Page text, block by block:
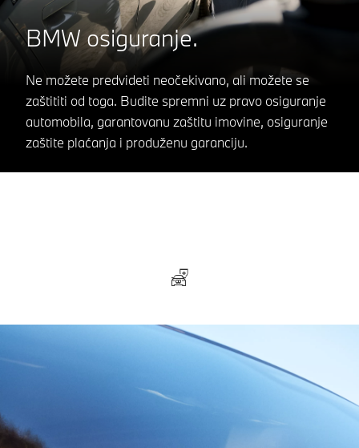
BMW osiguranje.
Ne možete predvideti neočekivano, ali možete se
zaštititi od toga. Budite spremni uz pravo osiguranje
automobila, garantovanu zaštitu imovine, osiguranje
zaštite plaćanja i produženu garanciju.